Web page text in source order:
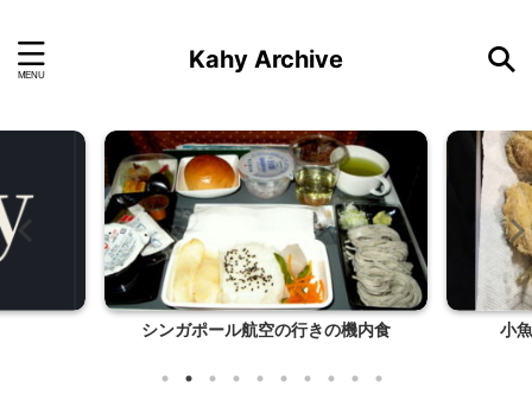
Kahy Archive
小魚をフライにしてみました かに